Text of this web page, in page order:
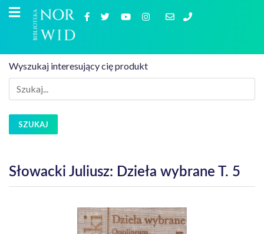
Wyszukaj interesujący cię produkt
SZUKAJ
Słowacki Juliusz: Dzieła wybrane T. 5